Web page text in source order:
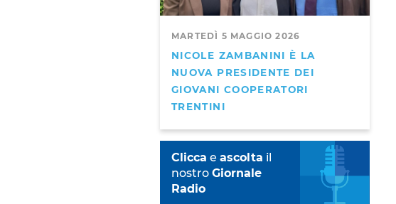
MARTEDÌ 5 MAGGIO 2026
NICOLE ZAMBANINI È LA
NUOVA PRESIDENTE DEI
GIOVANI COOPERATORI
TRENTINI
Clicca e ascolta il
nostro Giornale
Radio